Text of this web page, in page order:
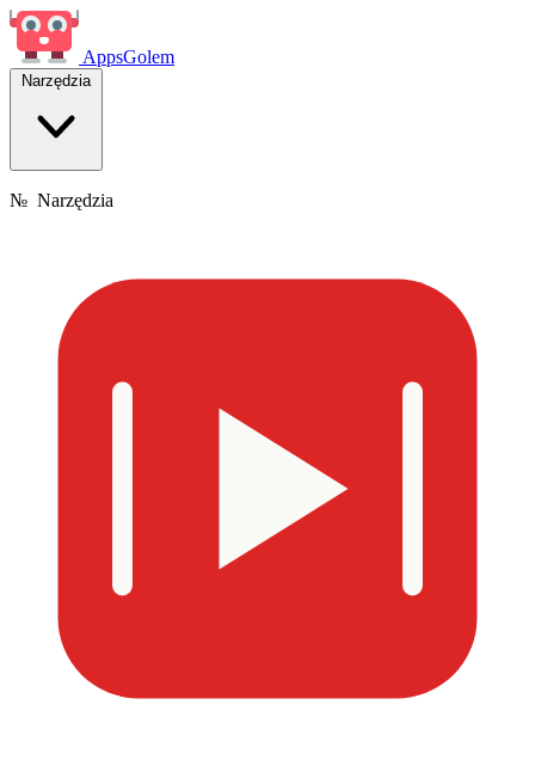
AppsGolem
Narzędzia
№ Narzędzia